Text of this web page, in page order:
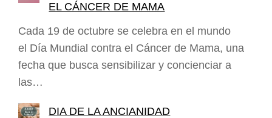
EL CÁNCER DE MAMA
Cada 19 de octubre se celebra en el mundo
el Día Mundial contra el Cáncer de Mama, una
fecha que busca sensibilizar y concienciar a
las…
DIA DE LA ANCIANIDAD